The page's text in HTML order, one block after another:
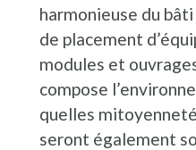
harmonieuse du
de placement
modules et
compose
quelles
seront également